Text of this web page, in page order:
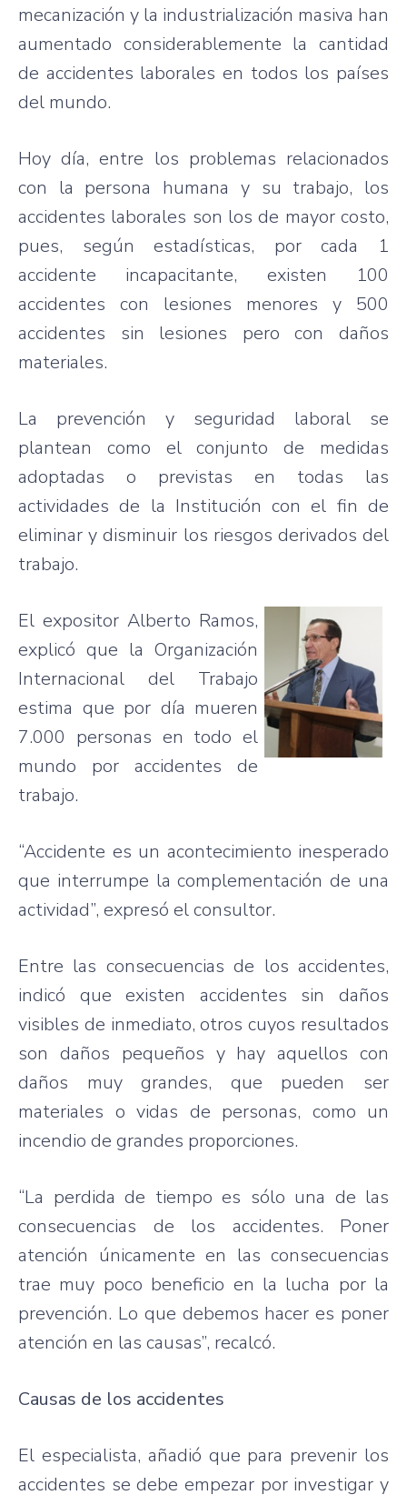
mecanización y la industrialización masiva han
aumentado considerablemente lacantidad
de accidentes laborales en todos los países
del mundo.
Hoy día,entre los problemas relacionados
con la persona humana y su trabajo, los
accidentes laborales son los de mayorcosto,
pues, según estadísticas, por cada 1
accidente
incapacitante, existen 100
accidentes con lesiones menores y 500
accidentes sin lesiones pero condaños
materiales.
La prevención y seguridad laboral se
plantean
como elconjunto de medidas
adoptadas o previstas en todas
las
actividades de la Institución con el fin de
eliminar ydisminuir los riesgos derivados del
trabajo.
El expositor Alberto Ramos,
explicó que la Organización
Internacional del Trabajo
estima que por día mueren
7.000 personas en todo el
mundo
por accidentes de
trabajo.
“Accidente es un acontecimiento inesperado
que interrumpe lacomplementación de una
actividad”, expresó elconsultor.
Entre las consecuencias de losaccidentes,
indicó
que existen accidentes sindaños
visibles de inmediato,otros cuyos resultados
son daños pequeños y hayaquellos con
daños
muy grandes, que pueden
ser
materiales o vidas de personas, como un
incendio de grandes proporciones.
“La perdida de tiempo es sólo una de las
consecuencias de los accidentes. Poner
atención únicamente en las consecuencias
trae muy poco beneficio en la lucha porla
prevención. Lo que debemos hacer es poner
atención en las causas”, recalcó.
Causas de los accidentes
El especialista, añadió que para prevenir los
accidentes sedebe empezar por investigar y